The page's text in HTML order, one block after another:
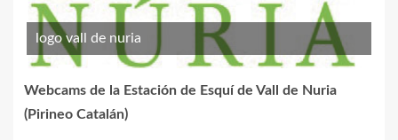
logo vall de nuria
Webcams de la Estación de Esquí de Vall de Nuria
(Pirineo Catalán)